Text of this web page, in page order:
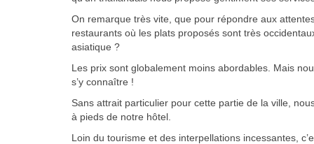
On remarque très vite, que pour répondre aux
restaurants où les plats proposés sont très
asiatique ?
Les prix sont globalement moins abordables. Mais
s’y connaître !
Sans attrait particulier pour cette partie de la ville,
à pieds de notre hôtel.
Loin du tourisme et des interpellations incessantes,